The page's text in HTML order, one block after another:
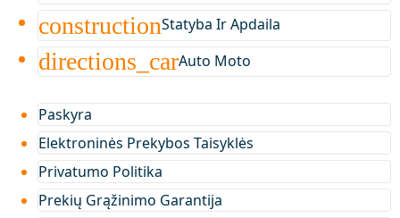
constructionStatyba Ir Apdaila
directions_carAuto Moto
Paskyra
Elektroninės Prekybos Taisyklės
Privatumo Politika
Prekių Grąžinimo Garantija